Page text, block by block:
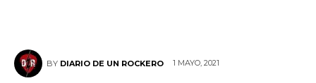
BY DIARIO DE UN ROCKERO 1 MAYO, 2021